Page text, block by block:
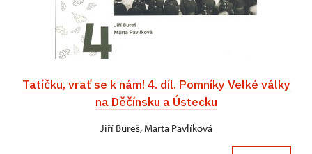
Tatíčku, vrať se k nám! 4. díl. Pomníky Velké války
na Děčínsku a Ústecku
Jiří Bureš, Marta Pavlíková